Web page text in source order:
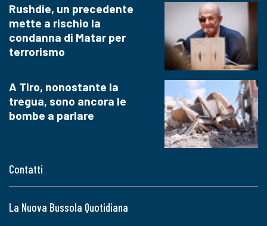
Contatti
La Nuova Bussola Quotidiana
Rushdie, un precedente
mette a rischio la
condanna di Matar per
terrorismo
A Tiro, nonostante la
tregua, sono ancora le
bombe a parlare